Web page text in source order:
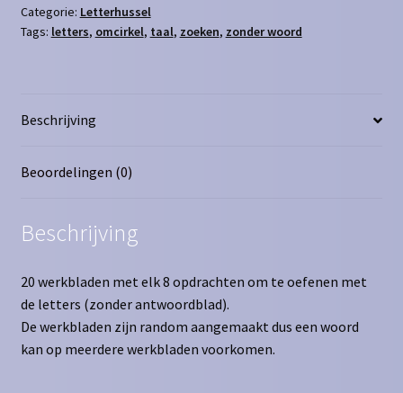
woord)
aantal
Categorie: Letterhussel
Tags: letters, omcirkel, taal, zoeken, zonder woord
Beschrijving
Beoordelingen (0)
Beschrijving
20 werkbladen met elk 8 opdrachten om te oefenen met
de letters (zonder antwoordblad).
De werkbladen zijn random aangemaakt dus een woord
kan op meerdere werkbladen voorkomen.